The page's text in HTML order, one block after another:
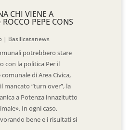
CHI VIENE A
PEPE CONS
| Basilicatanews
potrebbero stare
con la politica Per il
di Area Civica,
mancato “turn over”, la
a Potenza innazitutto
In ogni caso,
bene e i risultati si